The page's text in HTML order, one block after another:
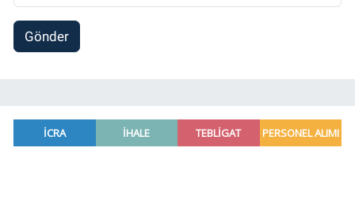
Gönder